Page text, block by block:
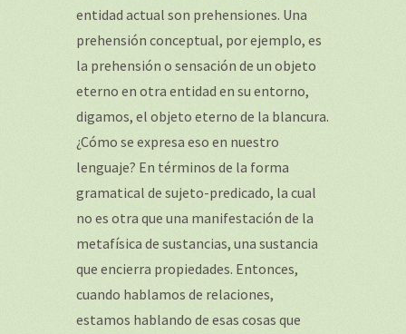
entidad actual son prehensiones. Una
prehensión conceptual, por ejemplo, es
la prehensión o sensación de un objeto
eterno en otra entidad en su entorno,
digamos, el objeto eterno de la blancura.
¿Cómo se expresa eso en nuestro
lenguaje? En términos de la forma
gramatical de sujeto-predicado, la cual
no es otra que una manifestación de la
metafísica de sustancias, una sustancia
que encierra propiedades. Entonces,
cuando hablamos de relaciones,
estamos hablando de esas cosas que